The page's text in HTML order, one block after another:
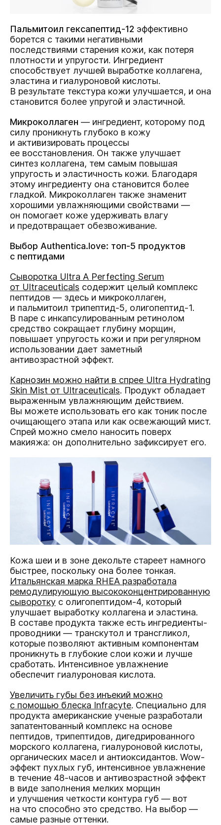
Пальмитоил гексапептид-12 эффективно
борется с такими негативными
последствиями старения кожи, как потеря
плотности и упругости. Ингредиент
способствует лучшей выработке коллагена,
эластина и гиалуроновой кислоты.
В результате текстура кожи улучшается, и она
становится более упругой и эластичной.
Микроколлаген — ингредиент, которому под
силу проникнуть глубоко в кожу
и активизировать процессы
ее восстановления. Он также улучшает
синтез коллагена, тем самым повышая
упругость и эластичность кожи. Благодаря
этому ингредиенту она становится более
гладкой. Микроколлаген также знаменит
хорошими увлажняющими свойствами —
он помогает коже удерживать влагу
и предотвращает обезвоживание.
Выбор Authentica.love: топ-5 продуктов
с пептидами
Сыворотка Ultra A Perfecting Serum
от Ultraceuticals содержит целый комплекс
пептидов — здесь и микроколлаген,
и пальмитоил трипептид-5, олигопептид-1.
В паре с инкапсулированным ретинолом
средство сокращает глубину морщин,
повышает упругость кожи и при регулярном
использовании дает заметный
антивозрастной эффект.
Карнозин можно найти в спрее Ultra Hydrating
Skin Mist от Ultraceuticals. Продукт обладает
выраженным увлажняющим действием.
Вы можете использовать его как тоник после
очищающего этапа или как освежающий мист.
Спрей можно смело наносить поверх
макияжа: он дополнительно зафиксирует его.
Кожа шеи и в зоне декольте стареет намного
быстрее, поскольку она более тонкая.
Итальянская марка RHEA разработала
ремодулирующую высококонцентрированную
сыворотку с олигопептидом-4, который
улучшает выработку коллагена и эластина.
В составе продукта также есть ингредиенты-
проводники — транскутол и трансгликол,
которые позволяют активным компонентам
проникнуть в глубокие слои кожи и лучше
сработать. Интенсивное увлажнение
обеспечит гиалуроновая кислота.
Увеличить губы без инъекий можно
с помощью блеска Infracyte. Специально для
продукта американские ученые разработали
запатентованный комплекс на основе
пептидов, трипептидов, дигедрированного
морского коллагена, гиалуроновой кислоты,
органических масел и антиоксидантов. Wow-
эффект пухлых губ, интенсивное увлажнение
в течение 48-часов и антивозрастной эффект
в виде заполнения мелких морщин
и улучшения четкости контура губ — вот
на что способно это средство. На выбор —
самые разные оттенки.